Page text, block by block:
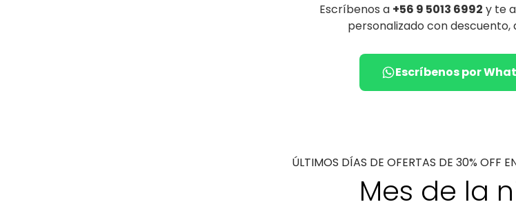
Escríbenos a +56 9 5013 6992 y te
personalizado con descuento,
Escríbenos por
ÚLTIMOS DÍAS DE OFERTAS DE 30% OFF
Mes de la